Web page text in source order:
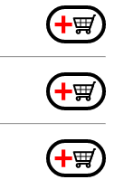
+
+
+